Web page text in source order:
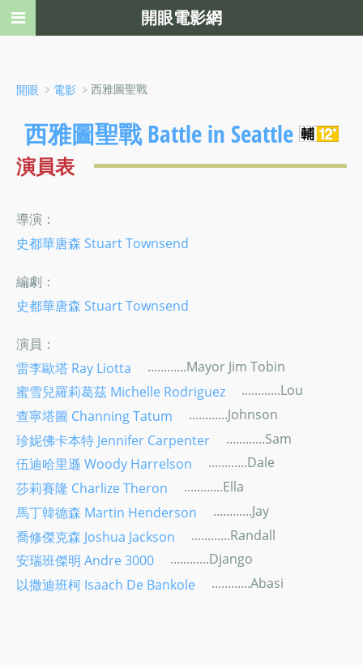
開眼 ﹥ 電影 ﹥西雅圖聖戰
西雅圖聖戰 Battle in Seattle
演員表
導演：
史都華唐森 Stuart Townsend
編劇：
史都華唐森 Stuart Townsend
演員：
雷李歐塔 Ray Liotta
............Mayor Jim Tobin
蜜雪兒羅莉葛茲 Michelle Rodriguez
............Lou
查寧塔圖 Channing Tatum
............Johnson
珍妮佛卡本特 Jennifer Carpenter
............Sam
伍迪哈里遜 Woody Harrelson
............Dale
莎莉賽隆 Charlize Theron
............Ella
馬丁韓德森 Martin Henderson
............Jay
喬修傑克森 Joshua Jackson
............Randall
安瑞班傑明 Andre 3000
............Django
以撒迪班柯 Isaach De Bankole
............Abasi
開眼電影網